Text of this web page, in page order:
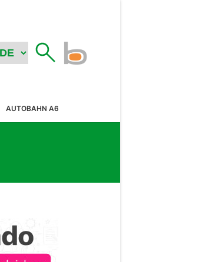
AUTOBAHN A6